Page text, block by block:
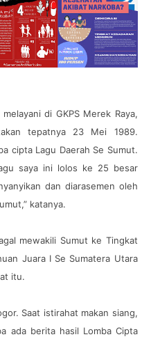
di GKPS Merek Raya,
tepatnya 23 Mei 1989.
cipta Lagu Daerah Se Sumut.
saya ini lolos ke 25 besar
dan diarasemen oleh
katanya.
mewakili Sumut ke Tingkat
Juara I Se Sumatera Utara
itu.
Saat istirahat makan siang,
ada berita hasil Lomba Cipta